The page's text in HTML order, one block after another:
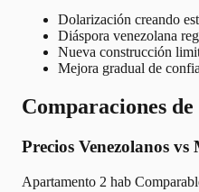
Dolarización creando
Diáspora venezolana
Nueva construcción
Mejora gradual de
Comparaciones
Precios Venezolanos
Apartamento 2 hab